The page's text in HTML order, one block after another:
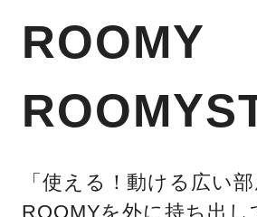
ROOMY
「使える！動ける広い部
ROOMYを外に持ち出し